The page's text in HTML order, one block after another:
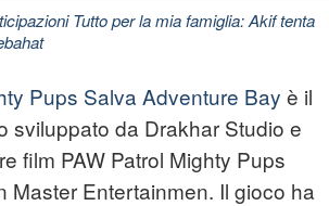
Tutto per la mia famiglia: Akif tenta
Pups Salva Adventure Bay è il
sviluppato da Drakhar Studio e
film PAW Patrol Mighty Pups
Master Entertainmen. Il gioco ha